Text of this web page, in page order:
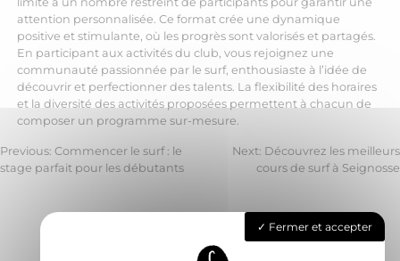
attention personnalisée. Ce format crée une dynamique
positive et stimulante, où les progrès sont valorisés et partagés.
En participant aux activités du club, vous rejoignez une
communauté passionnée par le surf, enthousiaste à l’idée de
découvrir et perfectionner des talents. La flexibilité des horaires
et la diversité des activités proposées permettent à chacun de
composer un programme sur-mesure.
Navigation
Previous: Commencer le surf : le
stage parfait pour les débutants
Next: Découvrez les meilleurs
cours de surf à Seignosse
Fermer et accepter